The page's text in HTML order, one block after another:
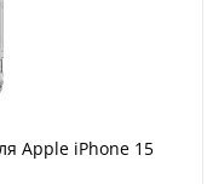
Apple iPhone 15